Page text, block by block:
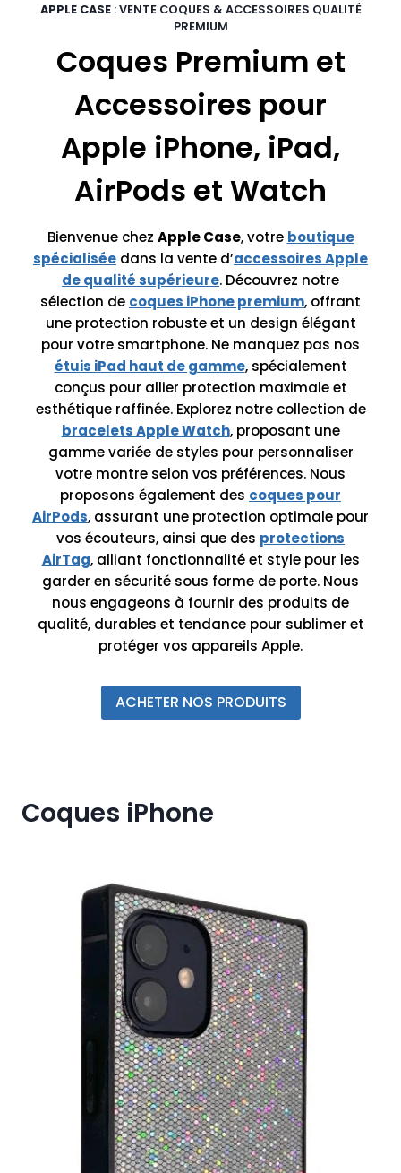
APPLE CASE: VENTE COQUES & ACCESSOIRES QUALITÉ
PREMIUM
Coques Premium et
Accessoires pour
Apple iPhone, iPad,
AirPods et Watch
Bienvenue chez Apple Case, votre boutique
spécialisée dans la vente d’accessoires Apple
de qualité supérieure. Découvrez notre
sélection de coques iPhone premium, offrant
une protection robuste et un design élégant
pour votre smartphone. Ne manquez pas nos
étuis iPad haut de gamme, spécialement
conçus pour allier protection maximale et
esthétique raffinée. Explorez notre collection de
bracelets Apple Watch, proposant une
gamme variée de styles pour personnaliser
votre montre selon vos préférences. Nous
proposons également des coques pour
AirPods, assurant une protection optimale pour
vos écouteurs, ainsi que des protections
AirTag, alliant fonctionnalité et style pour les
garder en sécurité sous forme de porte. Nous
nous engageons à fournir des produits de
qualité, durables et tendance pour sublimer et
protéger vos appareils Apple.
ACHETER NOS PRODUITS
Coques iPhone
€